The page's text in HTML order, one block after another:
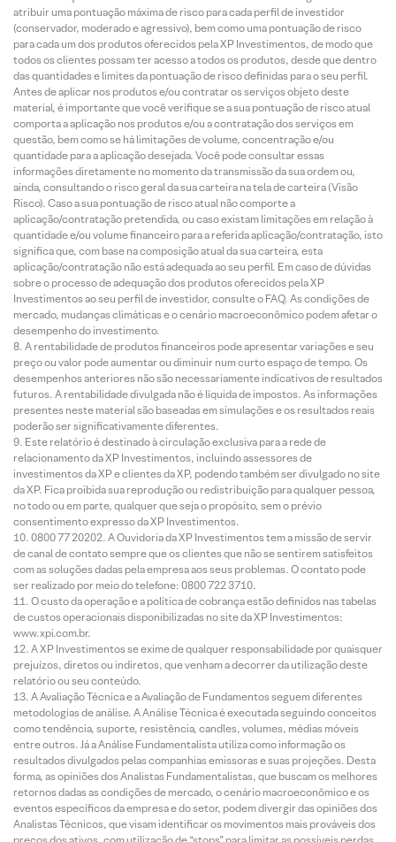
atribuir uma pontuação máxima de risco para cada perfil de investidor
(conservador, moderado e agressivo), bem como uma pontuação de risco
para cada um dos produtos oferecidos pela XP Investimentos, de modo que
todos os clientes possam ter acesso a todos os produtos, desde que dentro
das quantidades e limites da pontuação de risco definidas para o seu perfil.
Antes de aplicar nos produtos e/ou contratar os serviços objeto deste
material, é importante que você verifique se a sua pontuação de risco atual
comporta a aplicação nos produtos e/ou a contratação dos serviços em
questão, bem como se há limitações de volume, concentração e/ou
quantidade para a aplicação desejada. Você pode consultar essas
informações diretamente no momento da transmissão da sua ordem ou,
ainda, consultando o risco geral da sua carteira na tela de carteira (Visão
Risco). Caso a sua pontuação de risco atual não comporte a
aplicação/contratação pretendida, ou caso existam limitações em relação à
quantidade e/ou volume financeiro para a referida aplicação/contratação, isto
significa que, com base na composição atual da sua carteira, esta
aplicação/contratação não está adequada ao seu perfil. Em caso de dúvidas
sobre o processo de adequação dos produtos oferecidos pela XP
Investimentos ao seu perfil de investidor, consulte o FAQ. As condições de
mercado, mudanças climáticas e o cenário macroeconômico podem afetar o
desempenho do investimento.
A rentabilidade de produtos financeiros pode apresentar variações e seu
preço ou valor pode aumentar ou diminuir num curto espaço de tempo. Os
desempenhos anteriores não são necessariamente indicativos de resultados
futuros. A rentabilidade divulgada não é líquida de impostos. As informações
presentes neste material são baseadas em simulações e os resultados reais
poderão ser significativamente diferentes.
Este relatório é destinado à circulação exclusiva para a rede de
relacionamento da XP Investimentos, incluindo assessores de
investimentos da XP e clientes da XP, podendo também ser divulgado no site
da XP. Fica proibida sua reprodução ou redistribuição para qualquer pessoa,
no todo ou em parte, qualquer que seja o propósito, sem o prévio
consentimento expresso da XP Investimentos.
0800 77 20202. A Ouvidoria da XP Investimentos tem a missão de servir
de canal de contato sempre que os clientes que não se sentirem satisfeitos
com as soluções dadas pela empresa aos seus problemas. O contato pode
ser realizado por meio do telefone: 0800 722 3710.
O custo da operação e a política de cobrança estão definidos nas tabelas
de custos operacionais disponibilizadas no site da XP Investimentos:
www.xpi.com.br.
A XP Investimentos se exime de qualquer responsabilidade por quaisquer
prejuízos, diretos ou indiretos, que venham a decorrer da utilização deste
relatório ou seu conteúdo.
A Avaliação Técnica e a Avaliação de Fundamentos seguem diferentes
metodologias de análise. A Análise Técnica é executada seguindo conceitos
como tendência, suporte, resistência, candles, volumes, médias móveis
entre outros. Já a Análise Fundamentalista utiliza como informação os
resultados divulgados pelas companhias emissoras e suas projeções. Desta
forma, as opiniões dos Analistas Fundamentalistas, que buscam os melhores
retornos dadas as condições de mercado, o cenário macroeconômico e os
eventos específicos da empresa e do setor, podem divergir das opiniões dos
Analistas Técnicos, que visam identificar os movimentos mais prováveis dos